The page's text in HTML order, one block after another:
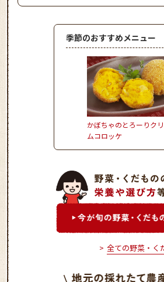
季節のおすすめメニュー
かぼちゃのとろーりク
ムコロッケ
全ての野菜・く